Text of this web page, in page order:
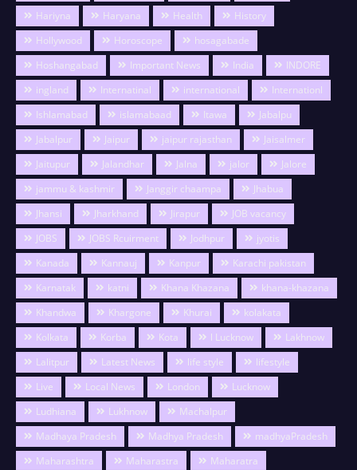
Hariyna
Haryana Health
History
Hollywood
Horoscope
hosagabade
Hoshangabad
Important News India
INDORE
ingland
Internatinal international
Internationl
Ishlamabad
islamabaad Itawa
Jabalpu
Jabalpur
Jaipur jaipur rajasthan
Jaisalmer
Jaitupur
Jalandhar Jalna jalor
Jalore
jammu & kashmir
Janggir chaampa
Jhabua
Jhansi
Jharkhand Jirapur
JOB vacancy
JOBS
JOBS Rcuirment Jodhpur
jyotis
Kanada
Kannauj Kanpur
Karachi pakistan
Karnatak
katni Khana Khazana
khana-khazana
Khandwa
Khargone Khurai
kolakata
Kolkata
Korba Kota l Lucknow
Lakhnow
Lalitpur
Latest News life style
lifestyle
Live
Local News London
Lucknow
Ludhiana
Lukhnow
Machalpur
Madhaya Pradesh
Madhya Pradesh
madhyaPradesh
Maharashtra
Maharastra
Maharatra